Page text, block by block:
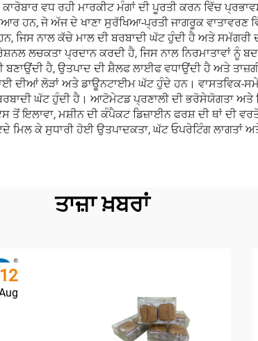
ਵਧ ਰਹੀ ਮਾਰਕੀਟ ਮੰਗਾਂ ਦੀ ਪੂਰਤੀ ਕਰਨ ਵਿੱਚ
ਹਨ, ਜੋ ਅੱਜ ਦੇ ਖਾਣਾ ਸੁਰੱਖਿਆ-ਪ੍ਰਤੀ ਜਾਗਰੂਕ
ਜਿਸ ਨਾਲ ਕੱਚੇ ਮਾਲ ਦੀ ਬਰਬਾਦੀ ਘੱਟ ਹੁੰਦੀ ਹੈ ਅਤੇ
ਲਚਕਤਾ ਪ੍ਰਦਾਨ ਕਰਦੀ ਹੈ, ਜਿਸ ਨਾਲ ਨਿਰਮਾਤਾਵਾਂ ਨੂੰ
ਹੈ, ਉਤਪਾਦ ਦੀ ਸ਼ੈਲਫ ਲਾਈਫ ਵਧਾਉਂਦੀ ਹੈ ਅਤੇ
ਦੀਆਂ ਲੋੜਾਂ ਅਤੇ ਡਾਊਨਟਾਈਮ ਘੱਟ ਹੁੰਦੇ ਹਨ। ਵਾਸਤਵਿਕ-ਸਮੇਂ
ਘੱਟ ਹੁੰਦੀ ਹੈ। ਆਟੋਮੇਟਡ ਪ੍ਰਣਾਲੀ ਦੀ ਭਰੋਸੇਯੋਗਤਾ
ਤੋਂ ਇਲਾਵਾ, ਮਸ਼ੀਨ ਦੀ ਕੰਪੈਕਟ ਡਿਜ਼ਾਈਨ ਫਰਸ਼ ਦੀ ਥਾਂ ਦੀ
ਮਿਲ ਕੇ ਸੁਧਾਰੀ ਹੋਈ ਉਤਪਾਦਕਤਾ, ਘੱਟ ਓਪਰੇਟਿੰਗ ਲਾਗਤਾਂ
ਤਾਜ਼ਾ ਖ਼ਬਰਾਂ
12